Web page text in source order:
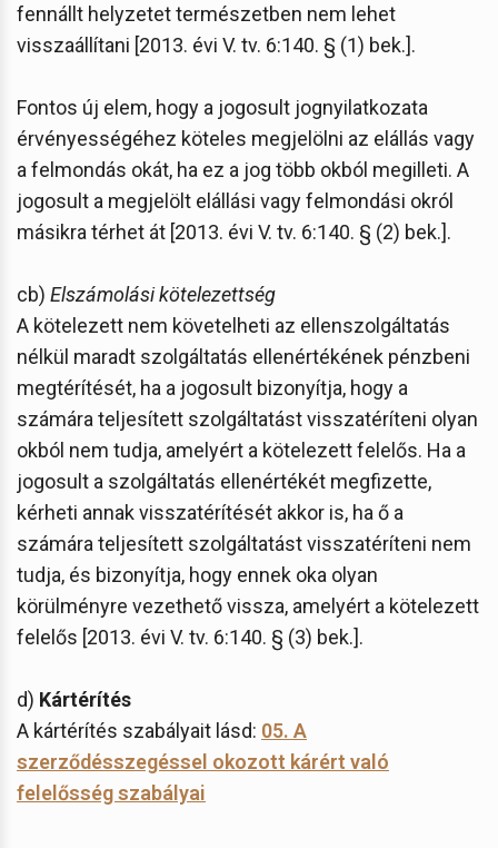
fennállt helyzetet természetben nem lehet
visszaállítani [2013. évi V. tv. 6:140. § (1) bek.].
Fontos új elem, hogy a jogosult jognyilatkozata
érvényességéhez köteles megjelölni az elállás vagy
a felmondás okát, ha ez a jog több okból megilleti. A
jogosult a megjelölt elállási vagy felmondási okról
másikra térhet át [2013. évi V. tv. 6:140. § (2) bek.].
cb) Elszámolási kötelezettség
A kötelezett nem követelheti az ellenszolgáltatás
nélkül maradt szolgáltatás ellenértékének pénzbeni
megtérítését, ha a jogosult bizonyítja, hogy a
számára teljesített szolgáltatást visszatéríteni olyan
okból nem tudja, amelyért a kötelezett felelős. Ha a
jogosult a szolgáltatás ellenértékét megfizette,
kérheti annak visszatérítését akkor is, ha ő a
számára teljesített szolgáltatást visszatéríteni nem
tudja, és bizonyítja, hogy ennek oka olyan
körülményre vezethető vissza, amelyért a kötelezett
felelős [2013. évi V. tv. 6:140. § (3) bek.].
d) Kártérítés
A kártérítés szabályait lásd: 05. A
szerződésszegéssel okozott kárért való
felelősség szabályai